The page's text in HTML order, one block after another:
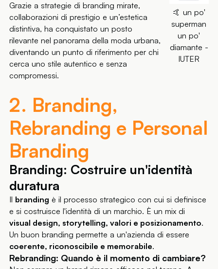
🤙 un po'
superman
un po'
diamante -
IUTER
Grazie a strategie di branding mirate,
collaborazioni di prestigio e un’estetica
distintiva, ha conquistato un posto
rilevante nel panorama della moda urbana,
diventando un punto di riferimento per chi
cerca uno stile autentico e senza
compromessi.
2. Branding,
Rebranding e Personal
Branding
Branding: Costruire un'identità
duratura
Il branding è il processo strategico con cui si definisce
e si costruisce l'identità di un marchio. È un mix di
visual design, storytelling, valori e posizionamento.
Un buon branding permette a un'azienda di essere
coerente, riconoscibile e memorabile.
Rebranding: Quando è il momento di cambiare?